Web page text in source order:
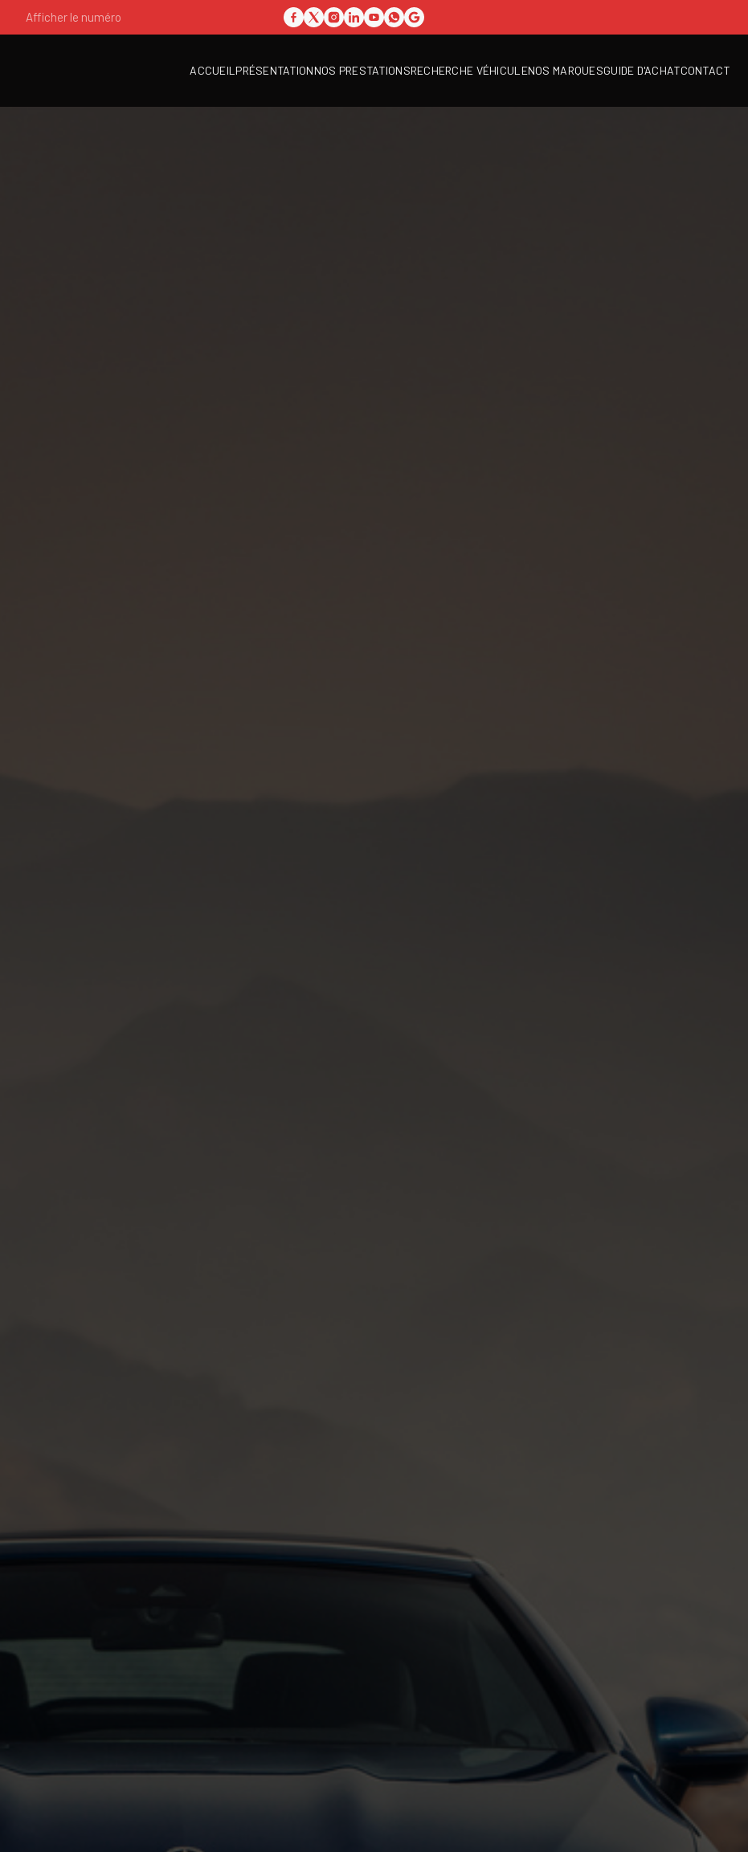
Afficher le numéro
ACCUEIL PRÉSENTATIONNOS PRESTATIONSRECHERCHE VÉHICULENOS MARQUESGUIDE D'ACHATCONTACT